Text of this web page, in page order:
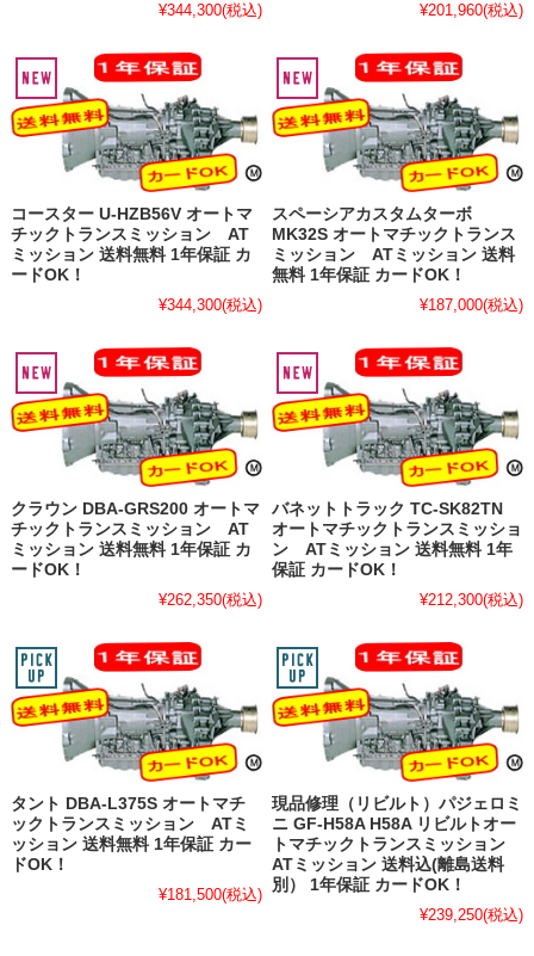
¥344,300(税込)
¥201,960(税込)
コースター U-HZB56V オートマ
チックトランスミッション AT
ミッション 送料無料 1年保証 カ
ードOK！
¥344,300(税込)
スペーシアカスタムターボ
MK32S オートマチックトランス
ミッション ATミッション 送料
無料 1年保証 カードOK！
¥187,000(税込)
クラウン DBA-GRS200 オートマ
チックトランスミッション AT
ミッション 送料無料 1年保証 カ
ードOK！
¥262,350(税込)
バネットトラック TC-SK82TN
オートマチックトランスミッショ
ン ATミッション 送料無料 1年
保証 カードOK！
¥212,300(税込)
タント DBA-L375S オートマチ
ックトランスミッション ATミ
ッション 送料無料 1年保証 カー
ドOK！
¥181,500(税込)
現品修理（リビルト）パジェロミ
ニ GF-H58A H58A リビルトオー
トマチックトランスミッション
ATミッション 送料込(離島送料
別） 1年保証 カードOK！
¥239,250(税込)